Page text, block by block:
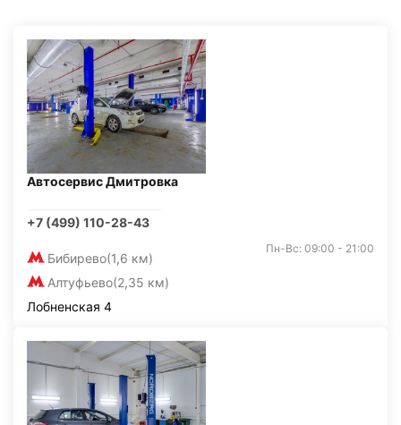
Автосервис Дмитровка
+7 (499) 110-28-43
Бибирево(1,6 км)
Алтуфьево(2,35 км)
Пн-Вс: 09:00 - 21:00
Лобненская 4